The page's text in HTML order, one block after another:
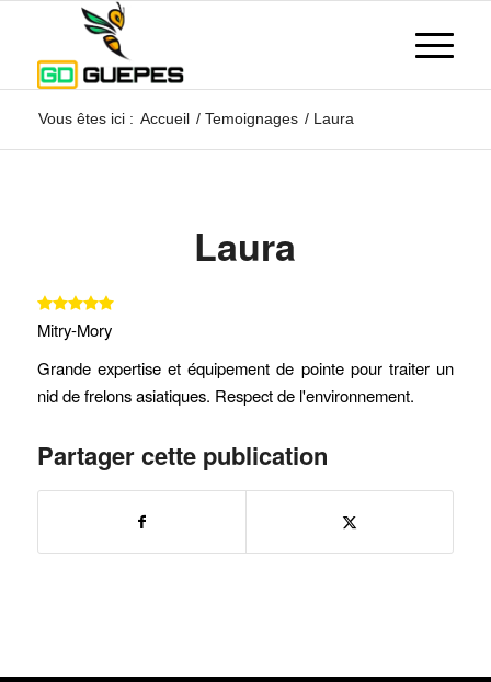
Vous êtes ici : Accueil / Temoignages / Laura
Laura
Mitry-Mory
Grande expertise et équipement de pointe pour traiter un
nid de frelons asiatiques. Respect de l'environnement.
Partager cette publication